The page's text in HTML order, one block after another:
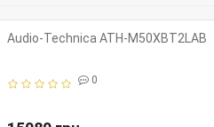
Audio-Technica ATH-M50XBT2LAB
0